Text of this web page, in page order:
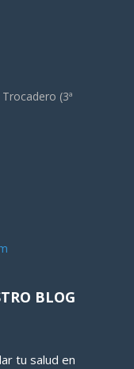
(3ª
BLOG
tu salud en